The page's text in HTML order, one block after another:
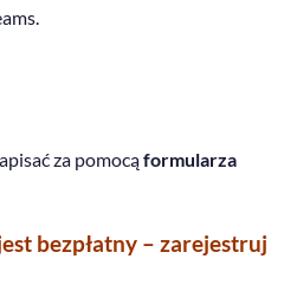
za pomocąformularza
bezpłatny – zarejestruj